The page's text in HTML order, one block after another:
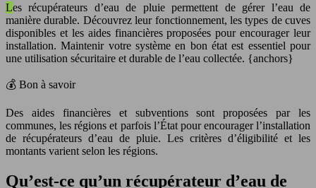
Les récupérateurs d’eau de pluie permettent de gérer l’eau de
manière durable. Découvrez leur fonctionnement, les types de cuves
disponibles et les aides financières proposées pour encourager leur
installation. Maintenir votre système en bon état est essentiel pour
une utilisation sécuritaire et durable de l’eau collectée. {anchors}
💰 Bon à savoir
Des aides financières et subventions sont proposées par les
communes, les régions et parfois l’État pour encourager l’installation
de récupérateurs d’eau de pluie. Les critères d’éligibilité et les
montants varient selon les régions.
Qu’est-ce qu’un récupérateur d’eau de